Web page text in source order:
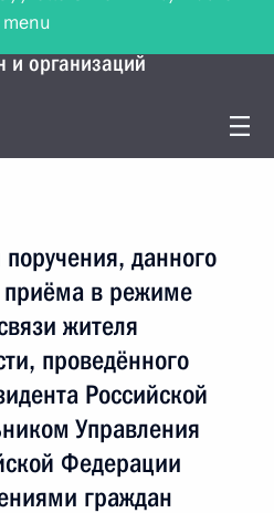
по работе с
и организаций
данного
приёма в режиме
жителя
проведённого
Российской
Управления
Федерации
граждан
menu